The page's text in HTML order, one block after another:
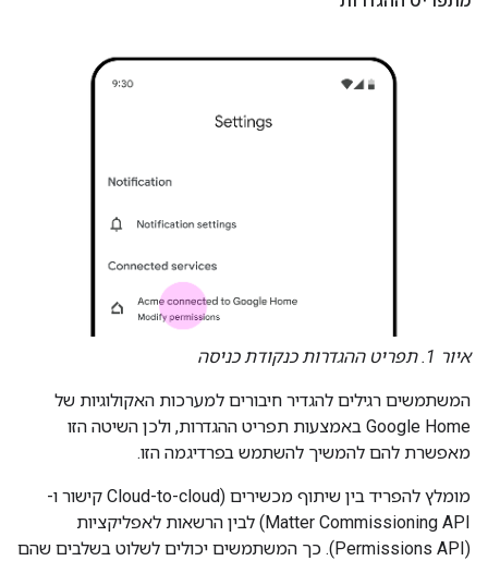
איור 1. תפריט ההגדרות כנקודת כניסה
המשתמשים רגילים להגדיר חיבורים למערכות האקולוגיות של
Google Home באמצעות תפריט ההגדרות, ולכן השיטה הזו
מאפשרת להם להמשיך להשתמש בפרדיגמה הזו.
מומלץ להפריד בין שיתוף מכשירים (Cloud-to-cloud קישור ו-
MatterCommissioning API) לבין הרשאות לאפליקציות
(Permissions API). כך המשתמשים יכולים לשלוט בשלבים שהם